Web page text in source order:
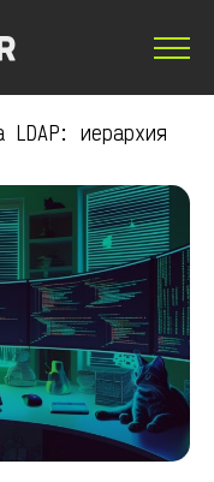
LDAP: иерархия